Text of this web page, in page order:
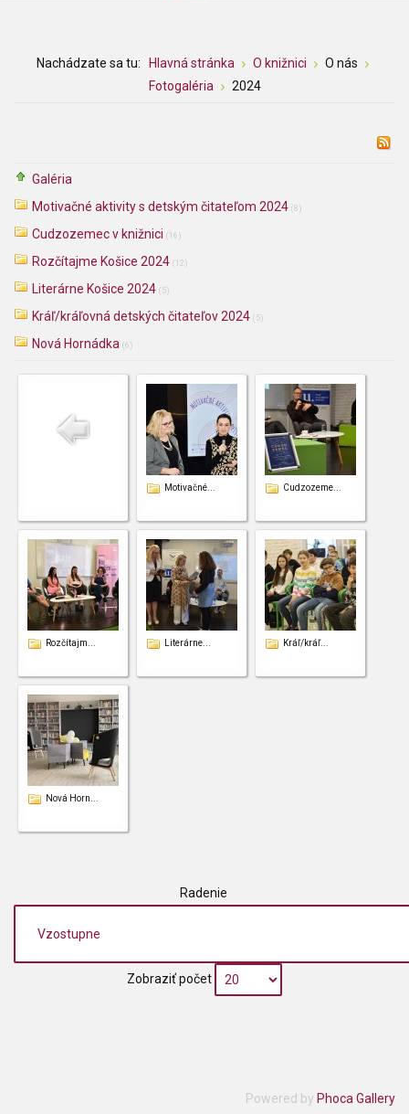
Nachádzate sa tu: Hlavná stránka O knižnici
O nás
Fotogaléria
2024
Galéria
Motivačné aktivity s detským čitateľom 2024 (8)
Cudzozemec v knižnici (16)
Rozčítajme Košice 2024 (12)
Literárne Košice 2024 (5)
Kráľ/kráľovná detských čitateľov 2024 (5)
Nová Hornádka (6)
Motivačné... Cudzozeme...
Rozčítajm... Literárne... Kráľ/kráľ...
Nová Horn...
Radenie
Zobraziť počet
Powered by Phoca Gallery